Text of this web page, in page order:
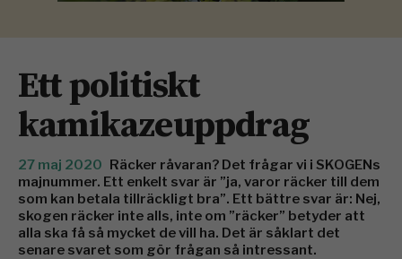
Ett politiskt
kamikazeuppdrag
27 maj 2020 Räcker råvaran? Det frågar vi i SKOGENs
majnummer. Ett enkelt svar är ”ja, varor räcker till dem
som kan betala tillräckligt bra”. Ett bättre svar är: Nej,
skogen räcker inte alls, inte om ”räcker” betyder att
alla ska få så mycket de vill ha. Det är såklart det
senare svaret som gör frågan så intressant.